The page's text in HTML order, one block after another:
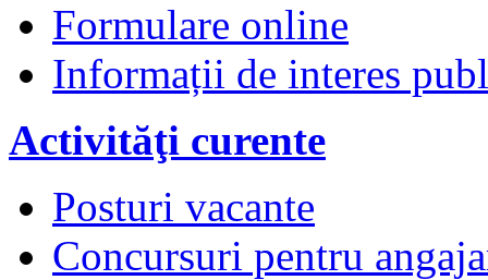
Formulare online
Informații de interes
Activităţi curente
Posturi vacante
Concursuri pentru